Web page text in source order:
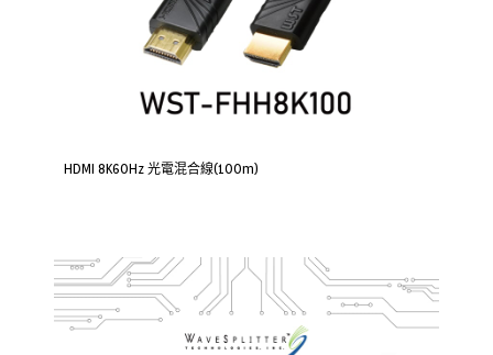
HDMI 8K60Hz 光電混合線(100m)